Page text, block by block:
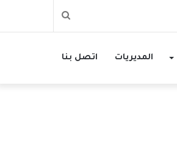
المديريات اتصل بنا